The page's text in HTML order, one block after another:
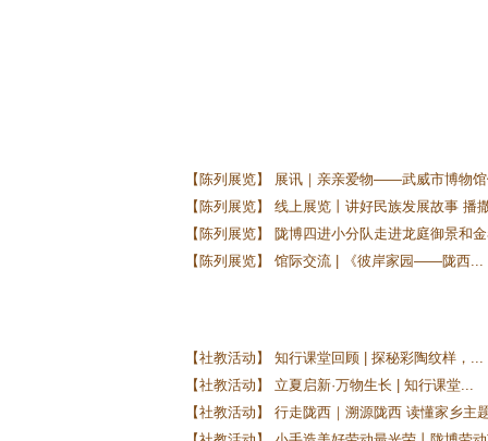
【陈列展览】 展讯｜亲亲爱物——武威市博物
【陈列展览】 线上展览丨讲好民族发展故事 播
【陈列展览】 陇博四进小分队走进龙庭御景和
【陈列展览】 馆际交流 | 《彼岸家园——陇西...
【社教活动】 知行课堂回顾 | 探秘彩陶纹样，...
【社教活动】 立夏启新·万物生长 | 知行课堂...
【社教活动】 行走陇西｜溯源陇西 读懂家乡主